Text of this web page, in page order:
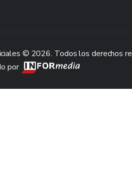
© 2026. Todos los derechos
por